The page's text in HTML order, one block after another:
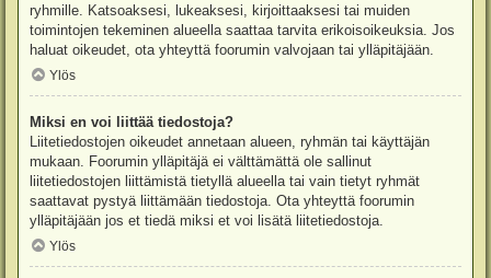
ryhmille. Katsoaksesi, lukeaksesi, kirjoittaaksesi tai muiden
toimintojen tekeminen alueella saattaa tarvita erikoisoikeuksia. Jos
haluat oikeudet, ota yhteyttä foorumin valvojaan tai ylläpitäjään.
Ylös
Miksi en voi liittää tiedostoja?
Liitetiedostojen oikeudet annetaan alueen, ryhmän tai käyttäjän
mukaan. Foorumin ylläpitäjä ei välttämättä ole sallinut
liitetiedostojen liittämistä tietyllä alueella tai vain tietyt ryhmät
saattavat pystyä liittämään tiedostoja. Ota yhteyttä foorumin
ylläpitäjään jos et tiedä miksi et voi lisätä liitetiedostoja.
Ylös